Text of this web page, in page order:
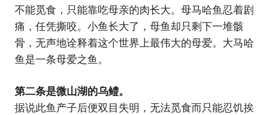
不能觅食，只能靠吃母亲的肉长大。母马哈鱼忍着剧
痛，任凭撕咬。小鱼长大了，母鱼却只剩下一堆骸
骨，无声地诠释着这个世界上最伟大的母爱。大马哈
鱼是一条母爱之鱼。
第二条是微山湖的乌鳢。
据说此鱼产子后便双目失明，无法觅食而只能忍饥挨